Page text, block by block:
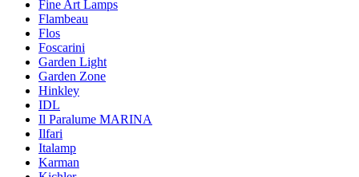
Fine Art Lamps
Flambeau
Flos
Foscarini
Garden Light
Garden Zone
Hinkley
IDL
Il Paralume MARINA
Ilfari
Italamp
Karman